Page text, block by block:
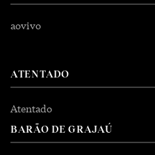
aovivo
ATENTADO
Atentado
BARÃO DE GRAJAÚ